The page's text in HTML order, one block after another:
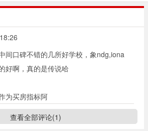
间口碑不错的几所好学校，象ndg,iona
好啊，真的是传说哈
为买房指标阿
查看全部评论(1)